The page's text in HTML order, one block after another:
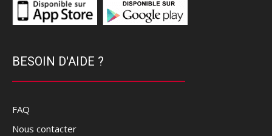
BESOIN D'AIDE ?
FAQ
Nous contacter